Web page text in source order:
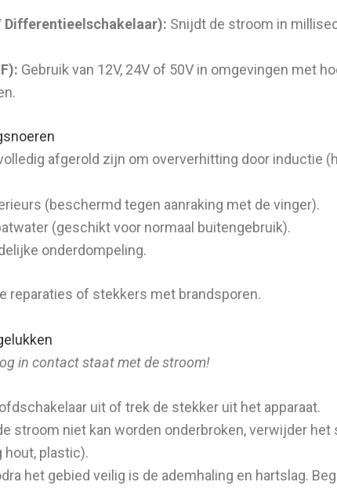
Differentieelschakelaar): Snijdt de stroom in
Gebruik van 12V, 24V of 50V in omgevingen met
afgerold zijn om oververhitting door inductie
(beschermd tegen aanraking met de vinger).
(geschikt voor normaal buitengebruik).
onderdompeling.
reparaties of stekkers met brandsporen.
in contact staat met de stroom!
uit of trek de stekker uit het apparaat.
stroom niet kan worden onderbroken, verwijder
hout, plastic).
het gebied veilig is de ademhaling en hartslag.